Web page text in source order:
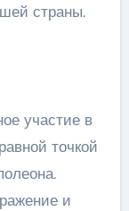
страны.
участие в
точкой
и